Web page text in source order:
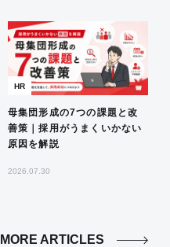
HR
母集団形成の7つの課題と改
善策｜採用がうまくいかない
原因を解説
2026.07.30
MORE ARTICLES